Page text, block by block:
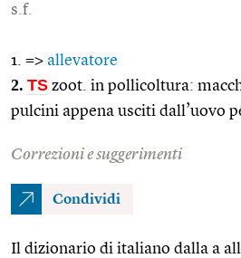
s.f.
1. => allevatore
2. TS zoot. in pollicoltura:
pulcini appena usciti dall’uovo
Correzioni e suggerimenti
Condividi
Il dizionario di italiano dalla a